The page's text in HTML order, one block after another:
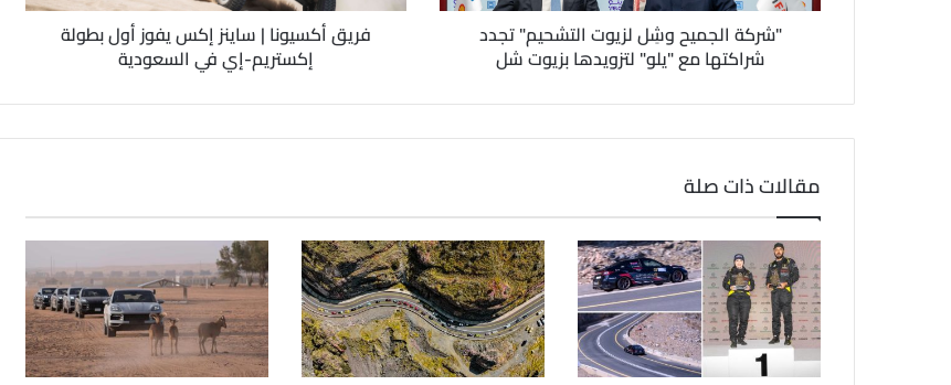
ن
"شركة الجميح وشِل لزيوت التشحيم" تجدد
شراكتها مع "يلو" لتزويدها بزيوت شل
فريق أكسيونا | ساينز إكس يفوز أول بطولة
إكستريم-إي في السعودية
مقالات ذات صلة